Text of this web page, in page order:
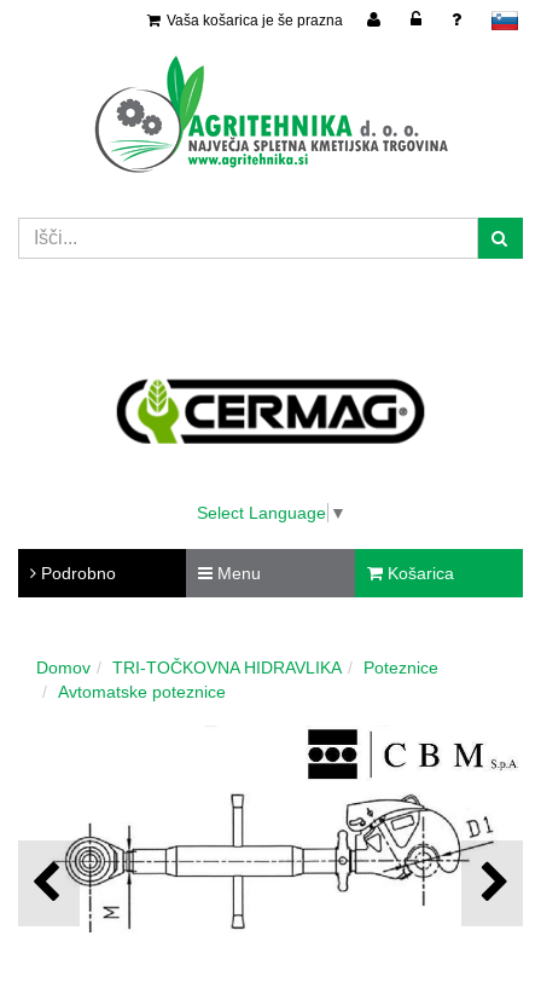
slovensko
Vaša košarica je še prazna
Select Language ▼
Podrobno Menu Košarica
Domov TRI-TOČKOVNA HIDRAVLIKA
Poteznice
Avtomatske poteznice